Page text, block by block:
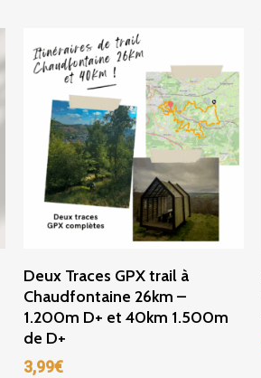
Ajouter Au Panier
Deux Traces GPX trail à
Chaudfontaine 26km –
1.200m D+ et 40km 1.500m
de D+
3,99€